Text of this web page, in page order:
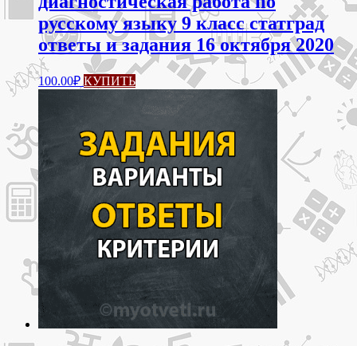
русскому языку 9 класс статград
ответы и задания 16 октября 2020
100.00₽ КУПИТЬ